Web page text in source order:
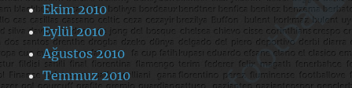
Ekim 2010
Eylül 2010
Ağustos 2010
Temmuz 2010